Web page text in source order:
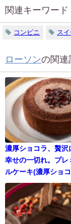
関連キーワード
コンビニ ス
ローソンの関連
濃厚ショコラ、贅沢
幸せの一切れ。プレ
ルケーキ(濃厚ショ